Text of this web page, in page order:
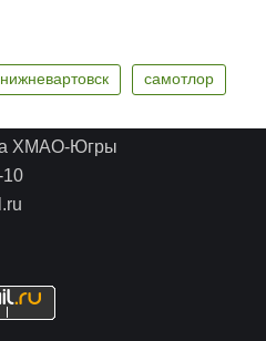
нижневартовск самотлор
ХМАО-Югры
10